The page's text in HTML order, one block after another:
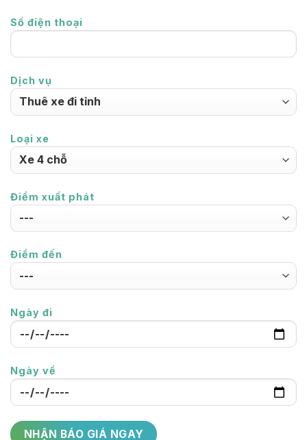
Số điện thoại
Dịch vụ
Loại xe
Điểm xuất phát
Điểm đến
Ngày đi
Ngày về